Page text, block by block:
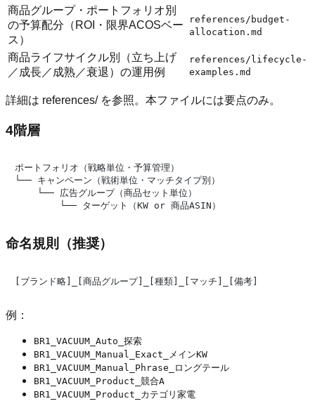
商品グループ・ポートフォリオ別
の予算配分（ROI・限界ACOSベー
ス）
references/budget-
allocation.md
商品ライフサイクル別（立ち上げ
／成長／成熟／衰退）の運用例
references/lifecycle-
examples.md
詳細は references/ を参照。本ファイルには要点のみ。
4階層
ポートフォリオ（戦略単位・予算管理）
└── キャンペーン（戦術単位・マッチタイプ別）
    └── 広告グループ（商品セット単位）
命名規則（推奨）
例：
BR1_VACUUM_Auto_探索
BR1_VACUUM_Manual_Exact_メインKW
BR1_VACUUM_Manual_Phrase_ロングテール
BR1_VACUUM_Product_競合A
BR1_VACUUM_Product_カテゴリ家電